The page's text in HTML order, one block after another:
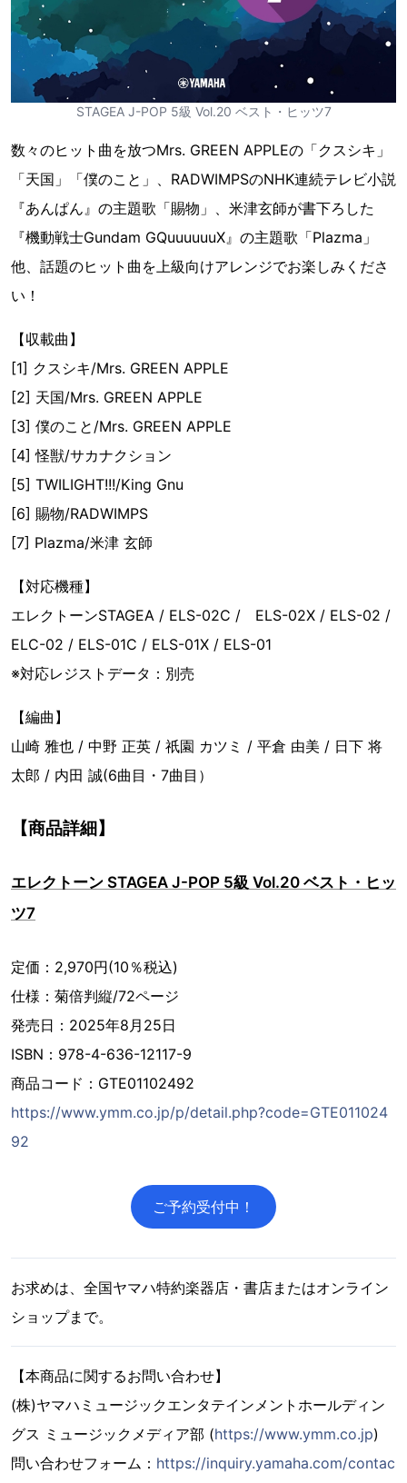
STAGEA J-POP 5級 Vol.20 ベスト・ヒッツ7
数々のヒット曲を放つMrs. GREEN APPLEの「クスシキ」
「天国」「僕のこと」、RADWIMPSのNHK連続テレビ小説
『あんぱん』の主題歌「賜物」、米津玄師が書下ろした
『機動戦士Gundam GQuuuuuuX』の主題歌「Plazma」
他、話題のヒット曲を上級向けアレンジでお楽しみくださ
い！
【収載曲】
[1] クスシキ/Mrs. GREEN APPLE
[2] 天国/Mrs. GREEN APPLE
[3] 僕のこと/Mrs. GREEN APPLE
[4] 怪獣/サカナクション
[5] TWILIGHT!!!/King Gnu
[6] 賜物/RADWIMPS
[7] Plazma/米津 玄師
【対応機種】
エレクトーンSTAGEA / ELS-02C / ELS-02X / ELS-02 /
ELC-02 / ELS-01C / ELS-01X / ELS-01
※対応レジストデータ：別売
【編曲】
山崎 雅也 / 中野 正英 / 祇園 カツミ / 平倉 由美 / 日下 将
太郎 / 内田 誠(6曲目・7曲目）
【商品詳細】
エレクトーン STAGEA J-POP 5級 Vol.20 ベスト・ヒッ
ツ7
定価：2,970円(10％税込)
仕様：菊倍判縦/72ページ
発売日：2025年8月25日
ISBN：978-4-636-12117-9
商品コード：GTE01102492
https://www.ymm.co.jp/p/detail.php?code=GTE011024
92
ご予約受付中！
お求めは、全国ヤマハ特約楽器店・書店またはオンライン
ショップまで。
【本商品に関するお問い合わせ】
(株)ヤマハミュージックエンタテインメントホールディン
グス ミュージックメディア部 (https://www.ymm.co.jp)
問い合わせフォーム： https://inquiry.yamaha.com/contac